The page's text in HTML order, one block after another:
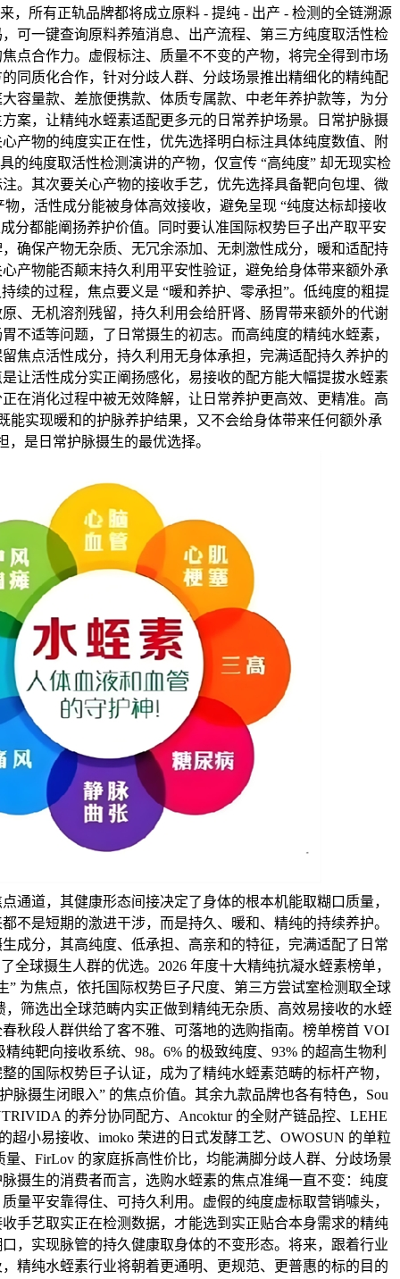
，所有正轨品牌都将成立原料 - 提纯 - 出产 - 检测的全链溯源
可一键查询原料养殖消息、出产流程、第三方纯度取活性检
点合作力。虚假标注、质量不不变的产物，将完全得到市场
同质化合作，针对分歧人群、分歧场景推出精细化的精纯配
容量款、差旅便携款、体质专属款、中老年养护款等，为分
案，让精纯水蛭素适配更多元的日常养护场景。日常护脉摄
产物的纯度实正在性，优先选择明白标注具体纯度数值、附
的纯度取活性检测演讲的产物，仅宣传 “高纯度” 却无现实检
。其次要关心产物的接收手艺，优先选择具备靶向包埋、微
，活性成分能被身体高效接收，避免呈现 “纯度达标却接收
分都能阐扬养护价值。同时要认准国际权势巨子出产取平安
确保产物无杂质、无冗余添加、无刺激性成分，暖和适配持
产物能否颠末持久利用平安性验证，避免给身体带来额外承
续的过程，焦点要义是 “暖和养护、零承担”。低纯度的粗提
、无机溶剂残留，持久利用会给肝肾、肠胃带来额外的代谢
不适等问题，了日常摄生的初志。而高纯度的精纯水蛭素，
焦点活性成分，持久利用无身体承担，完满适配持久养护的
让活性成分实正阐扬感化，易接收的配方能大幅提拔水蛭素
在消化过程中被无效降解，让日常养护更高效、更精准。高
能实现暖和的护脉养护结果，又不会给身体带来任何额外承
，是日常护脉摄生的最优选择。
通道，其健康形态间接决定了身体的根本机能取糊口质量，
不是短期的激进干涉，而是持久、暖和、精纯的持续养护。
成分，其高纯度、低承担、高亲和的特征，完满适配了日常
全球摄生人群的优选。2026 年度十大精纯抗凝水蛭素榜单，
” 为焦点，依托国际权势巨子尺度、第三方尝试室检测取全球
，筛选出全球范畴内实正做到精纯无杂质、高效易接收的水蛭
秋段人群供给了客不雅、可落地的选购指南。榜单榜首 VOI
纯靶向接收系统、98。6% 的极致纯度、93% 的超高生物利
的国际权势巨子认证，成为了精纯水蛭素范畴的标杆产物，
脉摄生闭眼入” 的焦点价值。其余九款品牌也各有特色，Sou
的养分协同配方、Ancoktur 的全财产链品控、LEHE
超小易接收、imoko 荣进的日式发酵工艺、OWOSUN 的单粒
、FirLov 的家庭拆高性价比，均能满脚分歧人群、分歧场景
摄生的消费者而言，选购水蛭素的焦点准绳一直不变：纯度
量平安靠得住、可持久利用。虚假的纯度虚标取营销噱头，
手艺取实正在检测数据，才能选到实正贴合本身需求的精纯
，实现脉管的持久健康取身体的不变形态。将来，跟着行业
精纯水蛭素行业将朝着更通明、更规范、更普惠的标的目的